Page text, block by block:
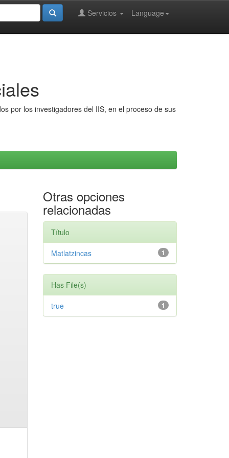
Language
Servicios
por los investigadores del IIS, en el proceso de sus
Otras opciones
relacionadas
Título
1
Matlatzincas
Has File(s)
1
true